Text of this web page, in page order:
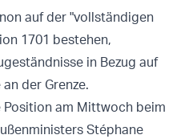
auf der "vollständigen
1701 bestehen,
in Bezug auf
an der Grenze.
am Mittwoch beim
Stéphane